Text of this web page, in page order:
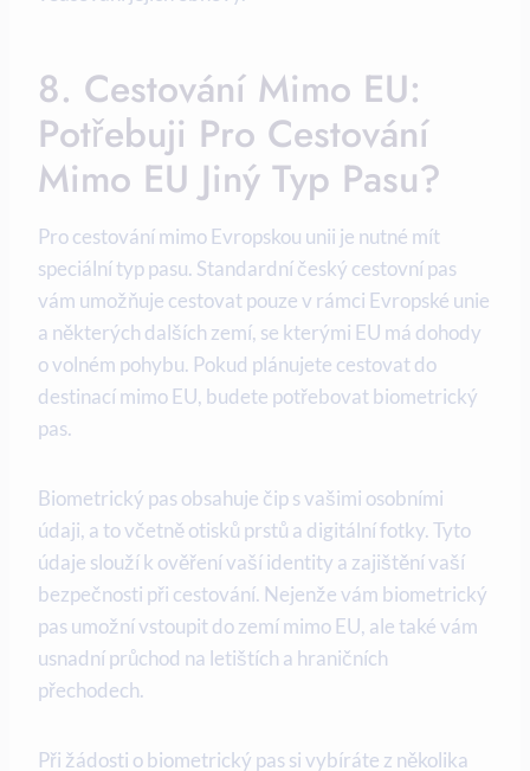
8. Cestování Mimo EU:
Potřebuji Pro Cestování
Mimo EU Jiný Typ Pasu?
Pro cestování mimo Evropskou unii je nutné mít
speciální typ pasu. Standardní český cestovní pas
vám umožňuje cestovat pouze v rámci Evropské unie
a některých dalších zemí, se kterými EU má dohody
o volném pohybu. Pokud plánujete cestovat do
destinací mimo EU, budete potřebovat biometrický
pas.
Biometrický pas obsahuje čip s vašimi osobními
údaji, a to včetně otisků prstů a digitální fotky. Tyto
údaje slouží k ověření vaší identity a zajištění vaší
bezpečnosti při cestování. Nejenže vám biometrický
pas umožní vstoupit do zemí mimo EU, ale také vám
usnadní průchod na letištích a hraničních
přechodech.
Při žádosti o biometrický pas si vybíráte z několika